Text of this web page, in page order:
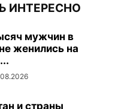
ИНТЕРЕСНО
мужчин в
женились на
и страны